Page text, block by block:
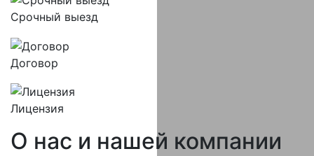
Срочный выезд
Договор
Лицензия
О нас и нашей компании